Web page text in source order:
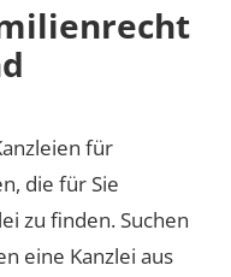
für
die für Sie
zu finden. Suchen
eine Kanzlei aus